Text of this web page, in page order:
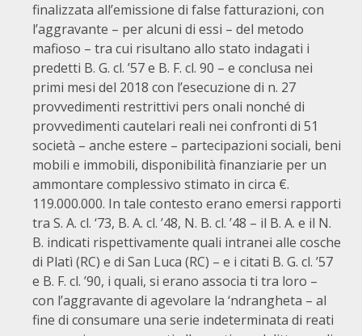
finalizzata all’emissione di false fatturazioni, con
l’aggravante – per alcuni di essi – del metodo
mafioso – tra cui risultano allo stato indagati i
predetti B. G. cl. ’57 e B. F. cl. 90 – e conclusa nei
primi mesi del 2018 con l’esecuzione di n. 27
provvedimenti restrittivi pers onali nonché di
provvedimenti cautelari reali nei confronti di 51
società – anche estere – partecipazioni sociali, beni
mobili e immobili, disponibilità finanziarie per un
ammontare complessivo stimato in circa €.
119.000.000. In tale contesto erano emersi rapporti
tra S. A. cl. ‘73, B. A. cl. ’48, N. B. cl. ’48 – il B. A. e il N.
B. indicati rispettivamente quali intranei alle cosche
di Platì (RC) e di San Luca (RC) – e i citati B. G. cl. ’57
e B. F. cl. ’90, i quali, si erano associa ti tra loro –
con l’aggravante di agevolare la ‘ndrangheta – al
fine di consumare una serie indeterminata di reati